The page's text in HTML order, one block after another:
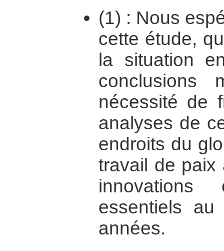
(1) : Nous
cette étude,
la situation
conclusions
nécessité de
analyses de
endroits du
travail de paix
innovations
essentiels
années.